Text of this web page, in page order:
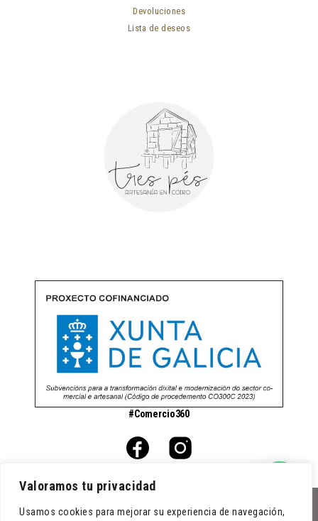
Valoramos tu privacidad
Usamos cookies para mejorar su experiencia de navegación,
Devoluciones
Lista de deseos
#Comercio360